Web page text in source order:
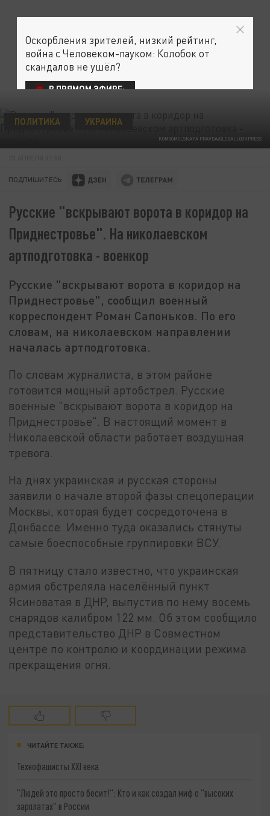
KOMSOMOLSKAYA PRAVDA/GLOBALLOOKPRESS
ПОЛИТИКА УКРАИНА
ПОДПИШИТЕСЬ:
Русские "вскрывают ворота в коридор на
Приднестровье". На николаевском
артподготовка - военкор
Русские "вскрывают ворота в коридор на
Приднестровье", сообщил военный
корреспондент Роман Сапоньков. По его
словам, на николаевском направлении
началась артподготовка.
По словам журналиста, в этом районе
готовится мощный артобстрел. Русские
военные "вскрывают ворота в коридор на
Приднестровье". В настоящий момент в
Николаевской области работает воздушная
тревога.
На днях украинская и русская стороны
заявили о начале второй фазы спецоперации
Москвы, которая будет сосредоточена в
Донбассе. Именно туда оказались стянуты
самые боеспособные группировки ВСУ.
В пятницу стало известно, что украинская
армия обстреляла населённый пункт
Ясиноватая в ДНР, выпустив по нему восемь
снарядов калибром 122 мм. Об этом сообщило
представительство ДНР в Совместном
центре по контролю и координации режима
прекращения огня.
ЧИТАЙТЕ ТАКЖЕ:
Технофашисты XXI века
"Людей это просто бесит!": Кто и как создал миф о "высоких
зарплатах" в России
Оскорбления зрителей, низкий рейтинг,
война с Человеком-пауком: Колобок от
скандалов не ушёл?
В ПРЯМОМ ЭФИРЕ: